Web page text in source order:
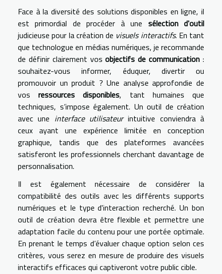
Face à la diversité des solutions disponibles en ligne, il
est primordial de procéder à une sélection d'outil
judicieuse pour la création de visuels interactifs. En tant
que technologue en médias numériques, je recommande
de définir clairement vosobjectifs de communication :
souhaitez-vous informer, éduquer, divertir ou
promouvoir un produit ? Une analyse approfondie de
vosressources disponibles, tant humaines que
techniques, s’impose également. Un outil de création
avec une interface utilisateurintuitive conviendra à
ceux ayant une expérience limitée en conception
graphique, tandis que des plateformes avancées
satisferont les professionnels cherchant davantage de
personnalisation.
Il est également nécessaire de considérer la
compatibilité des outils avec les différents supports
numériques et le type d'interaction recherché. Un bon
outil de création devra être flexible et permettre une
adaptation facile du contenu pour une portée optimale.
En prenant le temps d’évaluer chaque option selon ces
critères, vous serez en mesure de produire des visuels
interactifs efficaces qui captiveront votre public cible.